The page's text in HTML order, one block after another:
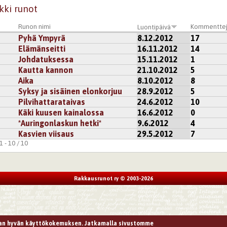
toivoen*
kommentoidaksesi
onnittelu!
kommentoidaksesi
Pyhää tunnetta.
onnittelut !
kommentoidaksesi
runot
Runon nimi Luontipäivä
Pyhä Ympyrä 8.12.2012
17
Elämänseitti 16.11.2012
14
Johdatuksessa 15.11.2012
1
Kautta kannon 21.10.2012
5
Aika 8.10.2012
8
Syksy ja sisäinen elonkorjuu 28.9.2012
5
Pilvihattarataivas 24.6.2012
10
Käki kuusen kainalossa 16.6.2012
0
*Auringonlaskun hetki* 9.6.2012
4
Kasvien viisaus 29.5.2012 7
- 10 / 10
Rakkausrunot ry © 2003-2026
hyvän käyttökokemuksen. Jatkamalla sivustomme